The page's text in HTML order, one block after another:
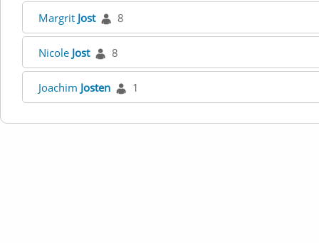
Margrit Jost 8
Nicole Jost 8
Joachim Josten 1